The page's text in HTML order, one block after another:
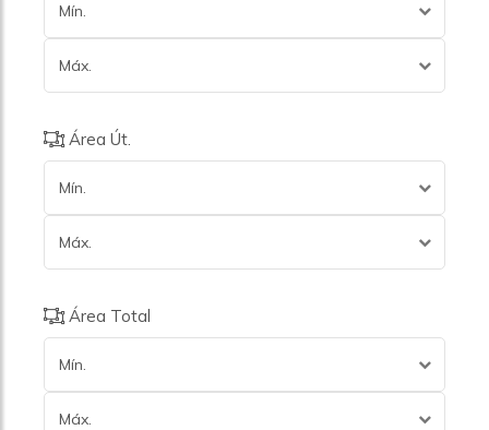
Mín.
Máx.
Área Út.
Mín.
Máx.
Área Total
Mín.
Máx.